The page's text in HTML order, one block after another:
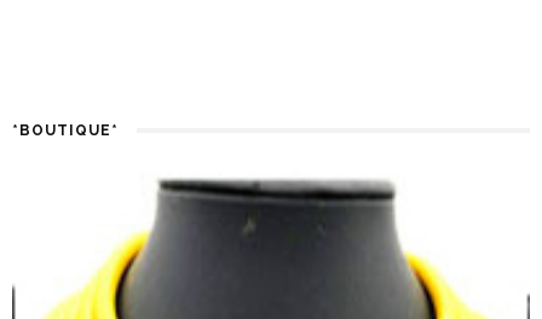
*BOUTIQUE*